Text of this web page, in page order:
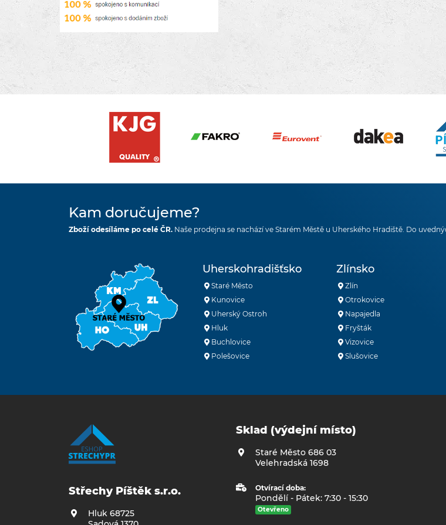
Kam doručujeme?
Zboží odesíláme po celé ČR. Naše prodejna se nachází ve Starém Městě u Uherského Hradiště. Do
Uherskohradišťsko
Staré Město
Kunovice
Uherský Ostroh
Hluk
Buchlovice
Polešovice
Zlínsko
Zlín
Otrokovice
Napajedla
Fryšták
Vizovice
Slušovice
Střechy Píštěk s.r.o.
Hluk 68725
Sklad (výdejní místo)
Staré Město 686 03
Velehradská 1698
Otvírací doba:
Pondělí - Pátek: 7:30 - 15:30
Otevřeno